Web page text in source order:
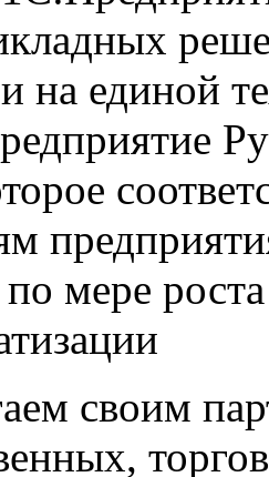
на единой
по мере
своим